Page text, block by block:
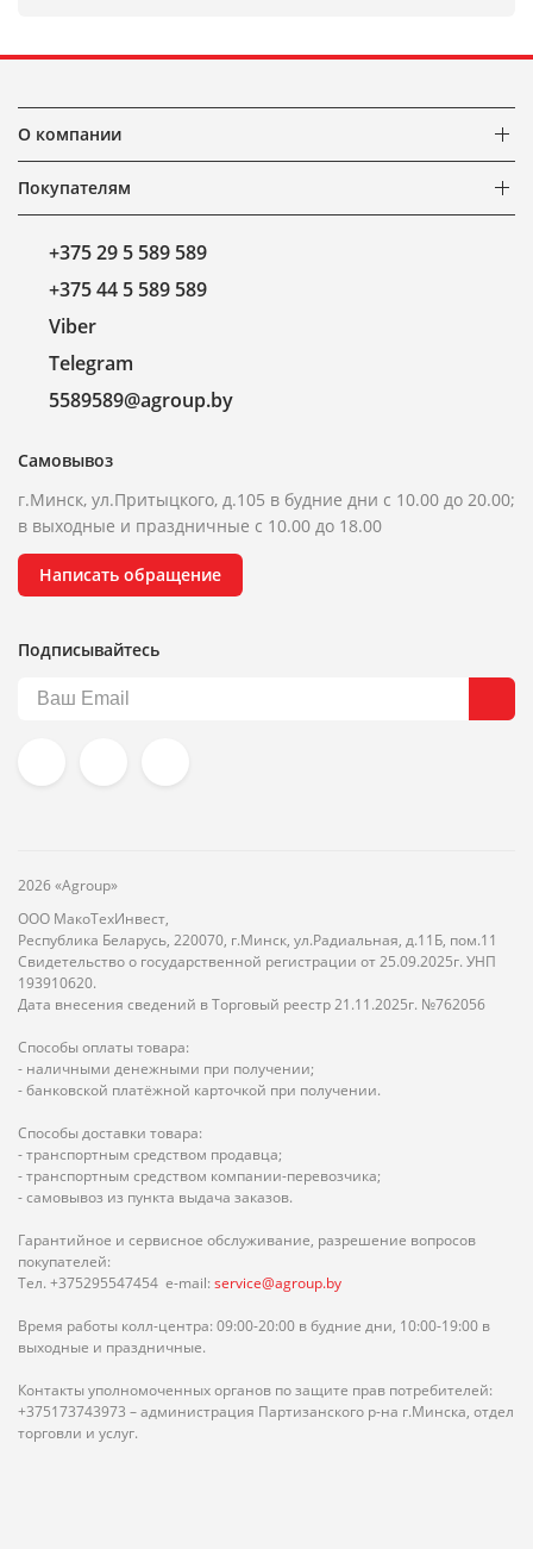
О компании
Покупателям
+375 29 5 589 589
+375 44 5 589 589
Viber
Telegram
5589589@agroup.by
Самовывоз
г.Минск, ул.Притыцкого, д.105 в будние дни с 10.00 до 20.00;
в выходные и праздничные с 10.00 до 18.00
Написать обращение
Подписывайтесь
2026 «Agroup»
ООО МакоТехИнвест,
Республика Беларусь, 220070, г.Минск, ул.Радиальная, д.11Б, пом.11
Свидетельство о государственной регистрации от 25.09.2025г. УНП
193910620.
Дата внесения сведений в Торговый реестр 21.11.2025г. №762056
Способы оплаты товара:
- наличными денежными при получении;
- банковской платёжной карточкой при получении.
Способы доставки товара:
- транспортным средством продавца;
- транспортным средством компании-перевозчика;
- самовывоз из пункта выдача заказов.
Гарантийное и сервисное обслуживание, разрешение вопросов
покупателей:
Тел. +375295547454 e-mail: service@agroup.by
Время работы колл-центра: 09:00-20:00 в будние дни, 10:00-19:00 в
выходные и праздничные.
Контакты уполномоченных органов по защите прав потребителей:
+375173743973 – администрация Партизанского р-на г.Минска, отдел
торговли и услуг.